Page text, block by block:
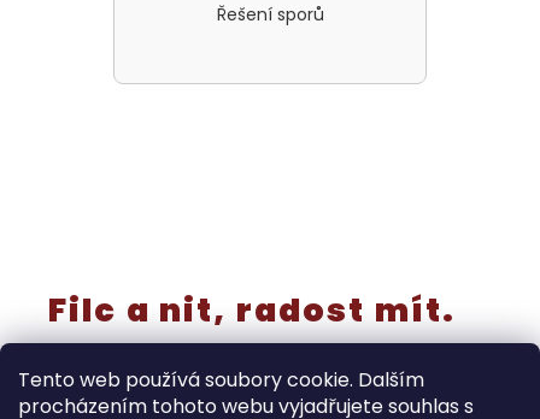
Tento web používá soubory cookie. Dalším
procházením tohoto webu vyjadřujete souhlas s
Řešení sporů
Filc a nit, radost mít.